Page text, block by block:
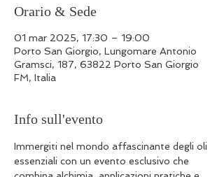
Orario & Sede
01 mar 2025, 17:30 – 19:00
Porto San Giorgio, Lungomare Antonio
Gramsci, 187, 63822 Porto San Giorgio
FM, Italia
Info sull'evento
Immergiti nel mondo affascinante degli oli
essenziali con un evento esclusivo che